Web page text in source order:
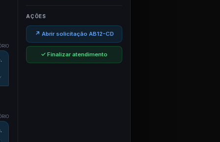
AÇÕES
↗ Abrir solicitação AB12-CD
✓ Finalizar atendimento